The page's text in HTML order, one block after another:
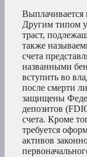
Выплачивается
Другим типом
траст,
также
счета
названными
вступить во
после смерти
защищены
депозитов
счета. Кроме
требуется
активов